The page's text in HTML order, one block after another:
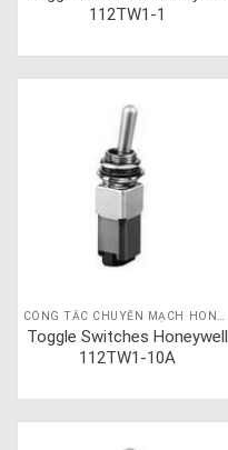
112TW1-1
Toggle Switches Honeywell
112TW1-10A